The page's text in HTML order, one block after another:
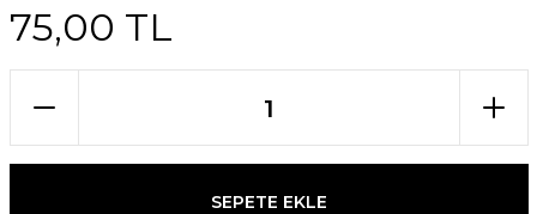
75,00 TL
SEPETE EKLE